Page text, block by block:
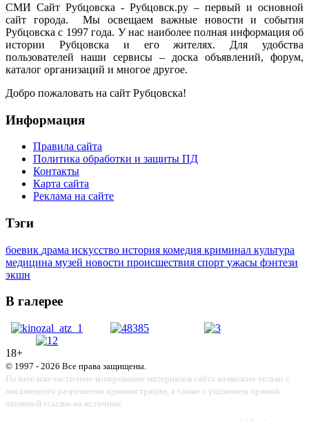
СМИ Сайт Рубцовска - Рубцовск.ру – первый и основной
сайт города. Мы освещаем важные новости и события
Рубцовска с 1997 года. У нас наиболее полная информация об
истории Рубцовска и его жителях. Для удобства
пользователей наши сервисы – доска объявлений, форум,
каталог организаций и многое другое.
Добро пожаловать на сайт Рубцовска!
Информация
Правила сайта
Политика обработки и защиты ПД
Контакты
Карта сайта
Реклама на сайте
Тэги
боевик драма искусство история комедия криминал культура
медицина музей новости происшествия спорт ужасы фэнтези
экшн
В галерее
18+
© 1997 - 2026 Все права защищены.
Полное или частичное копирование материалов сайта возможно только с
письменного разрешения администрации, а также с указанием прямой
активной ссылки на источник.